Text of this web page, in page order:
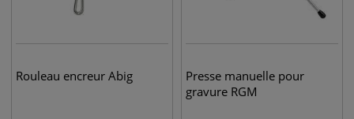
Rouleau encreur Abig
Presse manuelle pour
gravure RGM